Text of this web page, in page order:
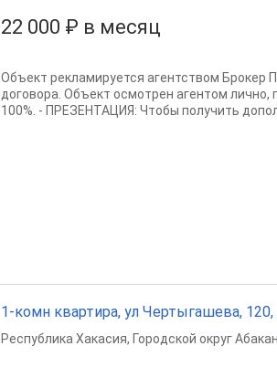
22 000 ₽ в месяц
Объект рекламируется агентством Брокер
договора. Объект осмотрен агентом
100%. - ПРЕЗЕНТАЦИЯ: Чтобы получить
1-комн квартира, ул Чертыгашева, 120,
Республика Хакасия, Городской округ Абакан